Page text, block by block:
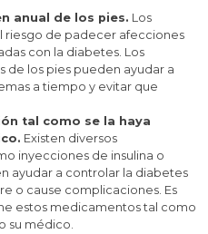
anual de los pies. Los
riesgo de padecer afecciones
con la diabetes. Los
de los pies pueden ayudar a
a tiempo y evitar que
tal como se la haya
Existen diversos
inyecciones de insulina o
ayudar a controlar la diabetes
o cause complicaciones. Es
estos medicamentos tal como
su médico.